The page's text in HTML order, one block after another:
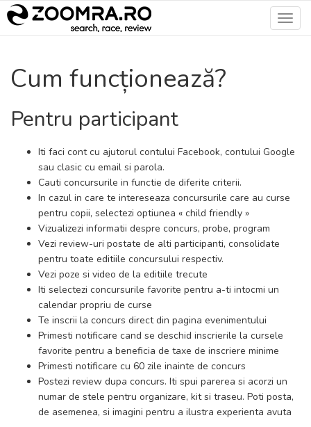
Cum funcționează?
Pentru participant
Iti faci cont cu ajutorul contului Facebook, contului Google
sau clasic cu email si parola.
Cauti concursurile in functie de diferite criterii.
In cazul in care te intereseaza concursurile care au curse
pentru copii, selectezi optiunea « child friendly »
Vizualizezi informatii despre concurs, probe, program
Vezi review-uri postate de alti participanti, consolidate
pentru toate editiile concursului respectiv.
Vezi poze si video de la editiile trecute
Iti selectezi concursurile favorite pentru a-ti intocmi un
calendar propriu de curse
Te inscrii la concurs direct din pagina evenimentului
Primesti notificare cand se deschid inscrierile la cursele
favorite pentru a beneficia de taxe de inscriere minime
Primesti notificare cu 60 zile inainte de concurs
Postezi review dupa concurs. Iti spui parerea si acorzi un
numar de stele pentru organizare, kit si traseu. Poti posta,
de asemenea, si imagini pentru a ilustra experienta avuta